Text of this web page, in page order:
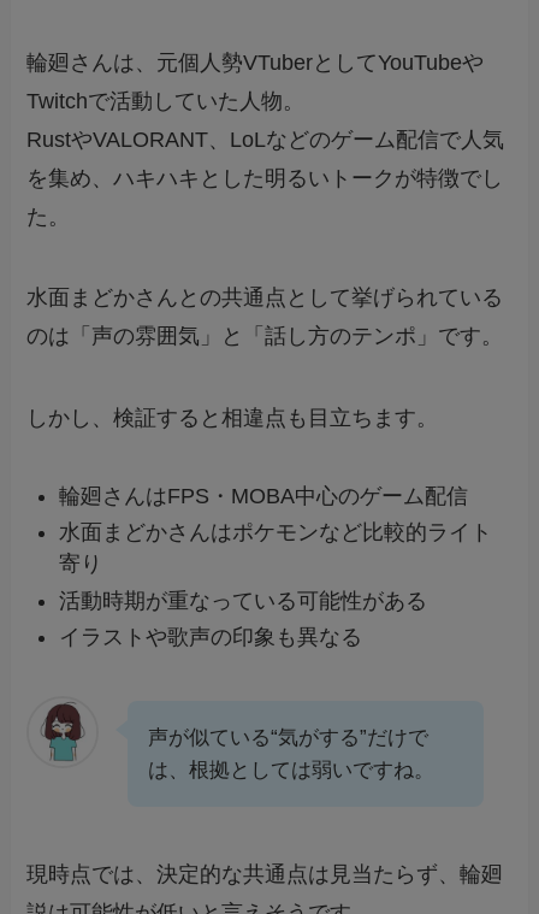
輪廻さんは、元個人勢VTuberとしてYouTubeや
Twitchで活動していた人物。
RustやVALORANT、LoLなどのゲーム配信で人気
を集め、ハキハキとした明るいトークが特徴でし
た。
水面まどかさんとの共通点として挙げられている
のは「声の雰囲気」と「話し方のテンポ」です。
しかし、検証すると相違点も目立ちます。
輪廻さんはFPS・MOBA中心のゲーム配信
水面まどかさんはポケモンなど比較的ライト
寄り
活動時期が重なっている可能性がある
イラストや歌声の印象も異なる
声が似ている“気がする”だけで
は、根拠としては弱いですね。
現時点では、決定的な共通点は見当たらず、輪廻